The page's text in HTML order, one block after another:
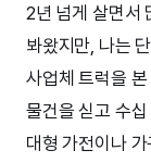
2년 넘게 살면서
봐왔지만, 나는
사업체 트럭을
물건을 싣고 수
대형 가전이나